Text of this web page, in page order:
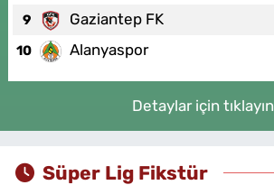
9 Gaziantep FK
10 Alanyaspor
Detaylar için tıklayın
Süper Lig Fikstür